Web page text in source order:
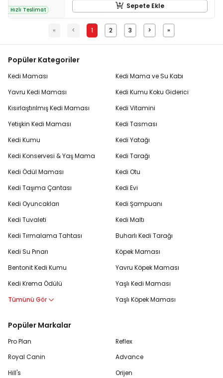
Hızlı Teslimat Sepete Ekle
« < 1 2 3 > »
Popüler Kategoriler
Kedi Maması
Yavru Kedi Maması
Kısırlaştırılmış Kedi Maması
Yetişkin Kedi Maması
Kedi Kumu
Kedi Konservesi & Yaş Mama
Kedi Ödül Maması
Kedi Taşıma Çantası
Kedi Oyuncakları
Kedi Tuvaleti
Kedi Tırmalama Tahtası
Kedi Su Pınarı
Bentonit Kedi Kumu
Kedi Krema Ödülü
Tümünü Gör
Kedi Mama ve Su Kabı
Kedi Kumu Koku Giderici
Kedi Vitamini
Kedi Tasması
Kedi Yatağı
Kedi Tarağı
Kedi Otu
Kedi Evi
Kedi Şampuanı
Kedi Maltı
Buharlı Kedi Tarağı
Köpek Maması
Yavru Köpek Maması
Yaşlı Kedi Maması
Yaşlı Köpek Maması
Popüler Markalar
Pro Plan
Royal Canin
Hill's
Reflex
Advance
Orijen